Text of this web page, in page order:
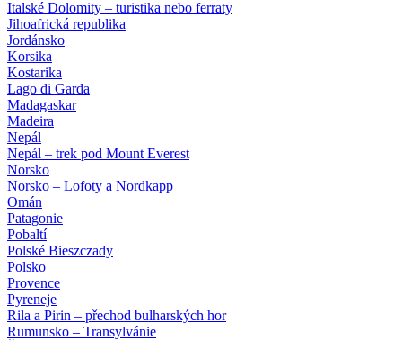
Italské Dolomity – turistika nebo ferraty
Jihoafrická republika
Jordánsko
Korsika
Kostarika
Lago di Garda
Madagaskar
Madeira
Nepál
Nepál – trek pod Mount Everest
Norsko
Norsko – Lofoty a Nordkapp
Omán
Patagonie
Pobaltí
Polské Bieszczady
Polsko
Provence
Pyreneje
Rila a Pirin – přechod bulharských hor
Rumunsko – Transylvánie